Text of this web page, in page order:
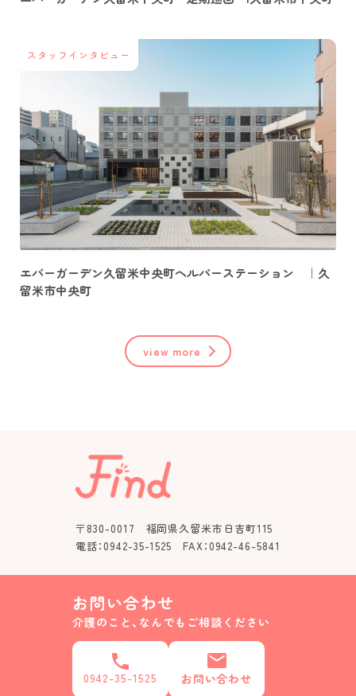
スタッフインタビュー
エバーガーデン久留米中央町ヘルパーステーション ｜久
留米市中央町
view more
〒830-0017 福岡県久留米市日吉町115
電話：0942-35-1525 FAX：0942-46-5841
お問い合わせ
介護のこと、なんでもご相談ください
0942-35-1525 お問い合わせ